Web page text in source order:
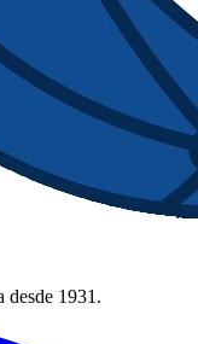
desde 1931.